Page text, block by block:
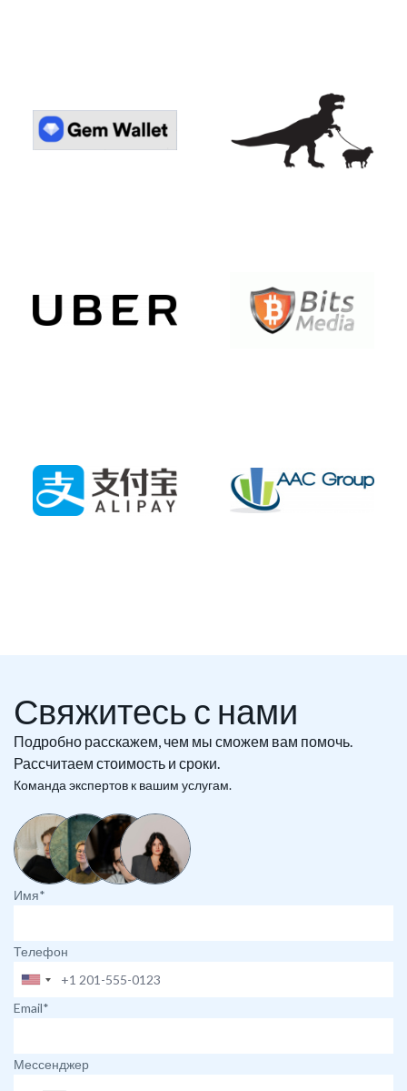
Свяжитесь с нами
Подробно расскажем, чем мы сможем вам помочь.
Рассчитаем стоимость и сроки.
Команда экспертов к вашим услугам.
Имя*
Телефон
Email*
Мессенджер